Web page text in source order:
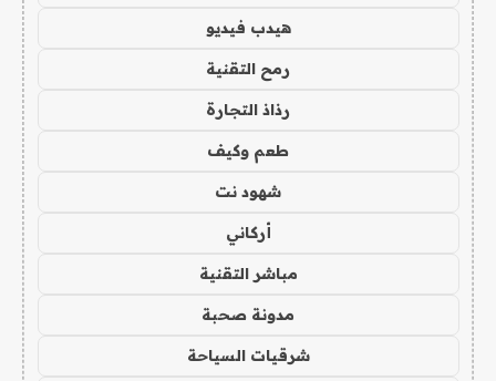
هيدب فيديو
رمح التقنية
رذاذ التجارة
طعم وكيف
شهود نت
أركاني
مباشر التقنية
مدونة صحبة
شرقيات السياحة